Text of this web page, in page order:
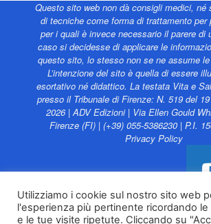
Questo sito web non dà consigli medici, né
di tecniche come forma di trattamento per
per i quali è invece necessario il parere di
caso si decidesse di applicare le
questo sito, lo stesso non se ne assume
L’intenzione del sito è quella di essere
esortativo né didattico. La testata Vita e
presso il Tribunale di Firenze: N. 519 del
2026 | ADV Edizioni | Via Ellen Gould
Firenze (FI) | (+39) 055-5386230 | P.I.
Privacy Policy
Vita e Salute web
Utilizziamo i cookie sul nostro sito web
l'esperienza più pertinente ricordando
e le tue visite ripetute. Cliccando su